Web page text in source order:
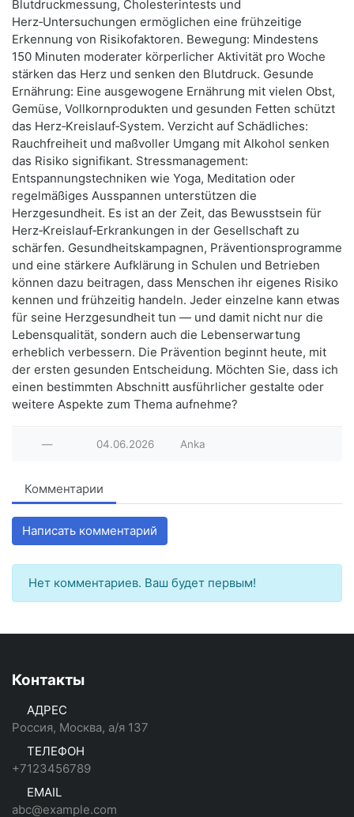
Blutdruckmessung, Cholesterintests und
Herz‑Untersuchungen ermöglichen eine frühzeitige
Erkennung von Risikofaktoren. Bewegung: Mindestens
150 Minuten moderater körperlicher Aktivität pro Woche
stärken das Herz und senken den Blutdruck. Gesunde
Ernährung: Eine ausgewogene Ernährung mit vielen Obst,
Gemüse, Vollkornprodukten und gesunden Fetten schützt
das Herz‑Kreislauf‑System. Verzicht auf Schädliches:
Rauchfreiheit und maßvoller Umgang mit Alkohol senken
das Risiko signifikant. Stressmanagement:
Entspannungstechniken wie Yoga, Meditation oder
regelmäßiges Ausspannen unterstützen die
Herzgesundheit. Es ist an der Zeit, das Bewusstsein für
Herz‑Kreislauf‑Erkrankungen in der Gesellschaft zu
schärfen. Gesundheitskampagnen, Präventionsprogramme
und eine stärkere Aufklärung in Schulen und Betrieben
können dazu beitragen, dass Menschen ihr eigenes Risiko
kennen und frühzeitig handeln. Jeder einzelne kann etwas
für seine Herzgesundheit tun — und damit nicht nur die
Lebensqualität, sondern auch die Lebenserwartung
erheblich verbessern. Die Prävention beginnt heute, mit
der ersten gesunden Entscheidung. Möchten Sie, dass ich
einen bestimmten Abschnitt ausführlicher gestalte oder
weitere Aspekte zum Thema aufnehme?
— 04.06.2026 Anka
Комментарии
Написать комментарий
Нет комментариев. Ваш будет первым!
Контакты
АДРЕС
Россия, Москва, а/я 137
ТЕЛЕФОН
+7123456789
EMAIL
abc@example.com